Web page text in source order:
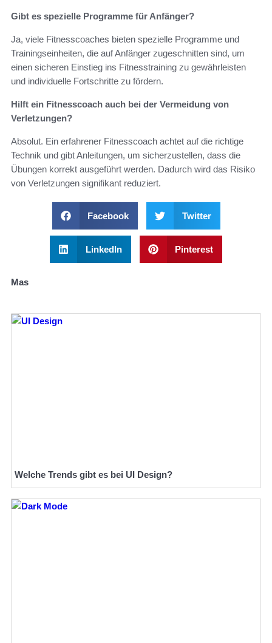
Gibt es spezielle Programme für Anfänger?
Ja, viele Fitnesscoaches bieten spezielle Programme und
Trainingseinheiten, die auf Anfänger zugeschnitten sind, um
einen sicheren Einstieg ins Fitnesstraining zu gewährleisten
und individuelle Fortschritte zu fördern.
Hilft ein Fitnesscoach auch bei der Vermeidung von
Verletzungen?
Absolut. Ein erfahrener Fitnesscoach achtet auf die richtige
Technik und gibt Anleitungen, um sicherzustellen, dass die
Übungen korrekt ausgeführt werden. Dadurch wird das Risiko
von Verletzungen signifikant reduziert.
Facebook Twitter
LinkedIn Pinterest
Mas
Welche Trends gibt es bei UI Design?